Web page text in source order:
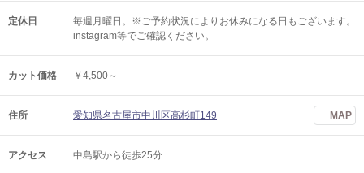
定休日
毎週月曜日。※ご予約状況によりお休みになる日もございます。
instagram等でご確認ください。
カット価格 ￥4,500～
住所 愛知県名古屋市中川区高杉町149 MAP
アクセス 中島駅から徒歩25分